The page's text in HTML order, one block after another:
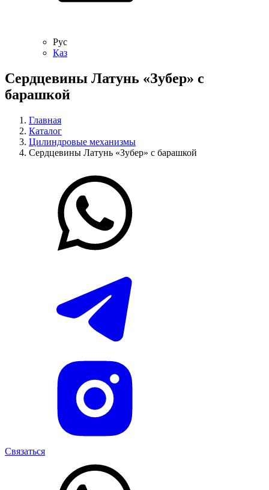
Рус
Қаз
Сердцевины Латунь «Зубер» с
барашкой
Главная
Каталог
Цилиндровые механизмы
Сердцевины Латунь «Зубер» с барашкой
Связаться